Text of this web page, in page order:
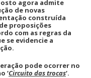
agora admite
de novas
construída
proposições
com as regras da
se evidencie a
pode ocorrer no
‘Circuito das trocas‘.